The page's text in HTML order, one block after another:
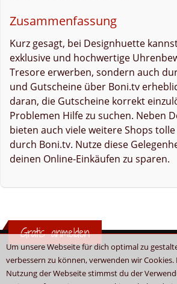
Um unsere Webseite für dich optimal zu
verbessern zu können, verwenden wir
Nutzung der Webseite stimmst du der
Zusammenfassung
Kurz gesagt, bei Designhuette
exklusive und hochwertige
Tresore erwerben, sondern auch
und Gutscheine über Boni.tv
daran, die Gutscheine korrekt
Problemen Hilfe zu suchen. Neben
bieten auch viele weitere Shops
durch Boni.tv. Nutze diese
deinen Online-Einkäufen zu sparen.
Gratis anmelden